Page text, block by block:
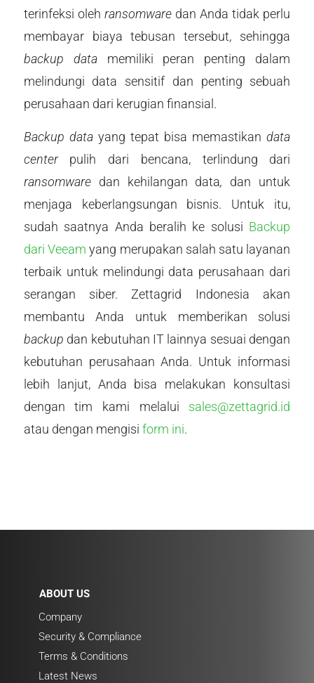
terinfeksi oleh ransomware dan Anda tidak perlu
membayar biaya tebusan tersebut, sehingga
backup data memiliki peran penting dalam
melindungi data sensitif dan penting sebuah
perusahaan dari kerugian finansial.
Backup data yang tepat bisa memastikandata
center pulih dari bencana, terlindung dari
ransomware dan kehilangan data, dan untuk
menjaga keberlangsungan bisnis. Untuk itu,
sudah saatnya Anda beralih ke solusi Backup
dari Veeam yang merupakan salah satu layanan
terbaik untuk melindungi data perusahaan dari
serangan siber. Zettagrid Indonesia akan
membantu Anda untuk memberikan solusi
backup dan kebutuhan IT lainnya sesuai dengan
kebutuhan perusahaan Anda. Untuk informasi
lebih lanjut, Anda bisa melakukan konsultasi
dengan tim kami melalui sales@zettagrid.id
atau dengan mengisi form ini.
ABOUT US
Company
Security & Compliance
Terms & Conditions
Latest News